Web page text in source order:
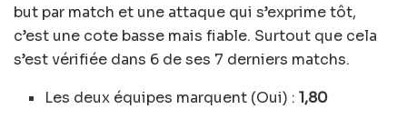
but par match et une attaque qui s’exprime tôt,
c’est une cote basse mais fiable. Surtout que cela
s’est vérifiée dans 6 de ses 7 derniers matchs.
Les deux équipes marquent (Oui) :1,80